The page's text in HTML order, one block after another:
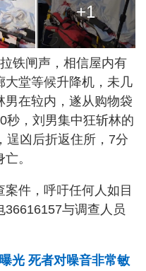
+1
铁闸声，相信屋内有
大堂等候升降机，未几
男在䢂内，遂从购物袋
秒，刘男集中狂斩林的
逞凶后折返住所，7分
。
件，呼吁任何人如目
与调查人员
光 死者对噪音非常敏